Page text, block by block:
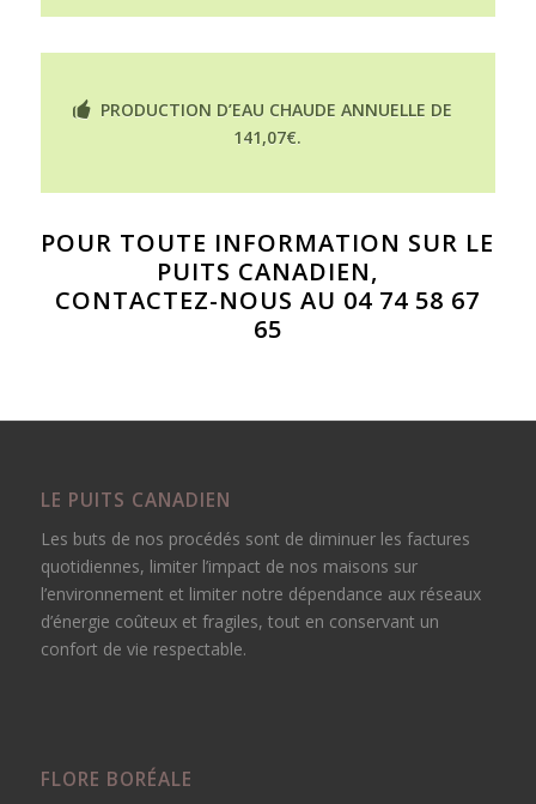
PRODUCTION D’EAU CHAUDE ANNUELLE DE
141,07€.
POUR TOUTE INFORMATION SUR LE
PUITS CANADIEN,
CONTACTEZ-NOUS AU 04 74 58 67
65
LE PUITS CANADIEN
Les buts de nos procédés sont de diminuer les factures
quotidiennes, limiter l’impact de nos maisons sur
l’environnement et limiter notre dépendance aux réseaux
d’énergie coûteux et fragiles, tout en conservant un
confort de vie respectable.
FLORE BORÉALE